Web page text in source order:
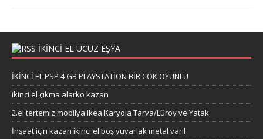
İKİNCİ EL UCUZ EŞYA
İKİNCİ EL PSP 4 GB PLAYSTATİON BİR COK OYUNLU
ikinci el çıkma alarko kazan
2.el tertemiz mobilya Ikea Karyola Tarva/Lüroy ve Yatak
İnşaat için kazan ikinci el boş yuvarlak metal varil